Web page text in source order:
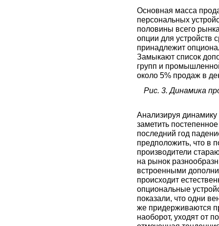
Основная масса
персональных
половины всего
опции для устройств
принадлежит
Замыкают список
групп и
около 5% продаж в
Рис. 3. Динамика
Анализируя
заметить
последний год
предположить, что в
производители
на рынок
встроенными
происходит
опциональные
показали, что одни
же придерживаются
наоборот, уходят от